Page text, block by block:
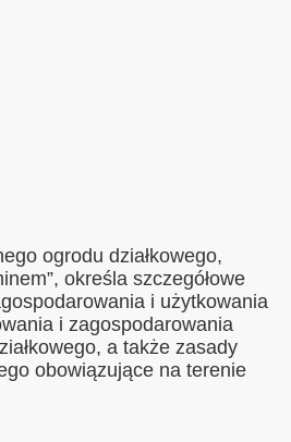
ogrodu działkowego,
określa szczegółowe
i użytkowania
i zagospodarowania
a także zasady
obowiązujące na terenie